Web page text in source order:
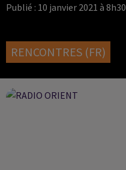
Publié : 10 janvier 2021 à 8h30
RENCONTRES (FR)